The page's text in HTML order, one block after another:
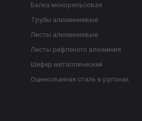
Балка монорельсовая
Трубы алюминиевые
Листы алюминиевые
Листы рифленого алюминия
Шифер металлический
Оцинкованная сталь в рулонах